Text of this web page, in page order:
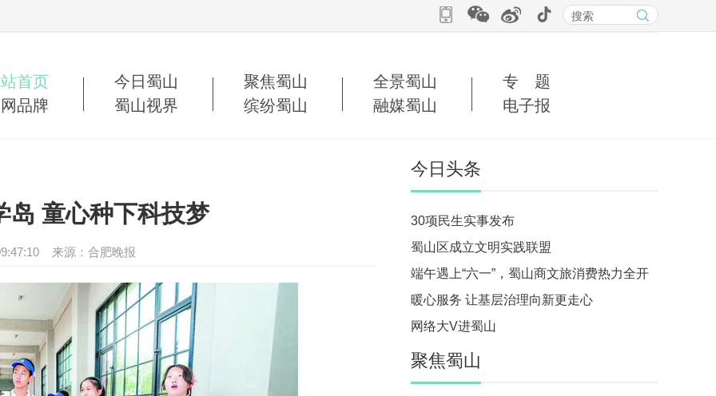
首页 今日蜀山 聚焦蜀山 全景蜀山
专 题
品牌
蜀山视界 缤纷蜀山 融媒蜀山 电子报
岛 童心种下科技梦
来源：合肥晚报
今日头条
30项民生实事发布
蜀山区成立文明实践联盟
端午遇上“六一”，蜀山商文旅消费热力全开
暖心服务 让基层治理向新更走心
网络大V进蜀山
聚焦蜀山